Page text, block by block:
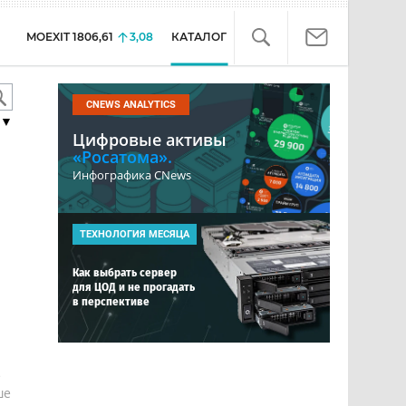
MOEXIT 1806,61 3,08 КАТАЛОГ
CNEWS ANALYTICS
Цифровые активы
«Росатома».
Инфографика CNews
ТЕХНОЛОГИЯ МЕСЯЦА
Как выбрать сервер
для ЦОД и не прогадать
в перспективе